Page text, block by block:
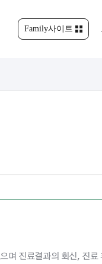
Family사이트
며 진료결과의 회신, 진